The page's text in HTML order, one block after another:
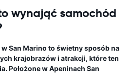
wynająć samochód
San Marino to świetny sposób na
krajobrazów i atrakcji, które ten
Położone w Apeninach San